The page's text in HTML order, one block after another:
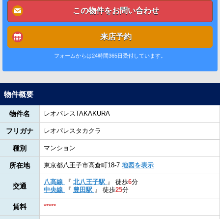
この物件をお問い合わせ
来店予約
フォームからは24時間365日受付しています。
物件概要
物件名 レオパレスTAKAKURA
フリガナ レオパレスタカクラ
種別 マンション
所在地 東京都八王子市高倉町18-7 地図を表示
交通
八高線 『 北八王子駅 』 徒歩6分
中央線
『 豊田駅 』 徒歩25分
賃料 *****